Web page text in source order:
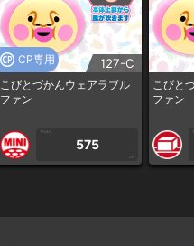
CP専用 127-C
こびとづかんウェアラブル
ファン
1PLAY
575
CP
こびと
ファン